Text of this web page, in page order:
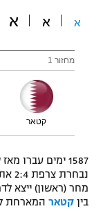
תקנון משתתפים
תקנון עבור
תקנון עבור פעילות
טניס
גיימינג E-Sports
מדיניות פרטיות
פוטבול אמריקאי NFL
בייסבול MLB
ספורט אתגרי
אומנויות לחימה
גיימינג E-Sports
א א א
מחזור 1
קטאר
1587 ימים
מחר (ראשון) ייצא
בין קטאר המארחת